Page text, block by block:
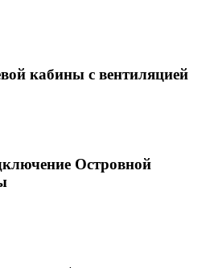
кабины с вентиляцией
Островной